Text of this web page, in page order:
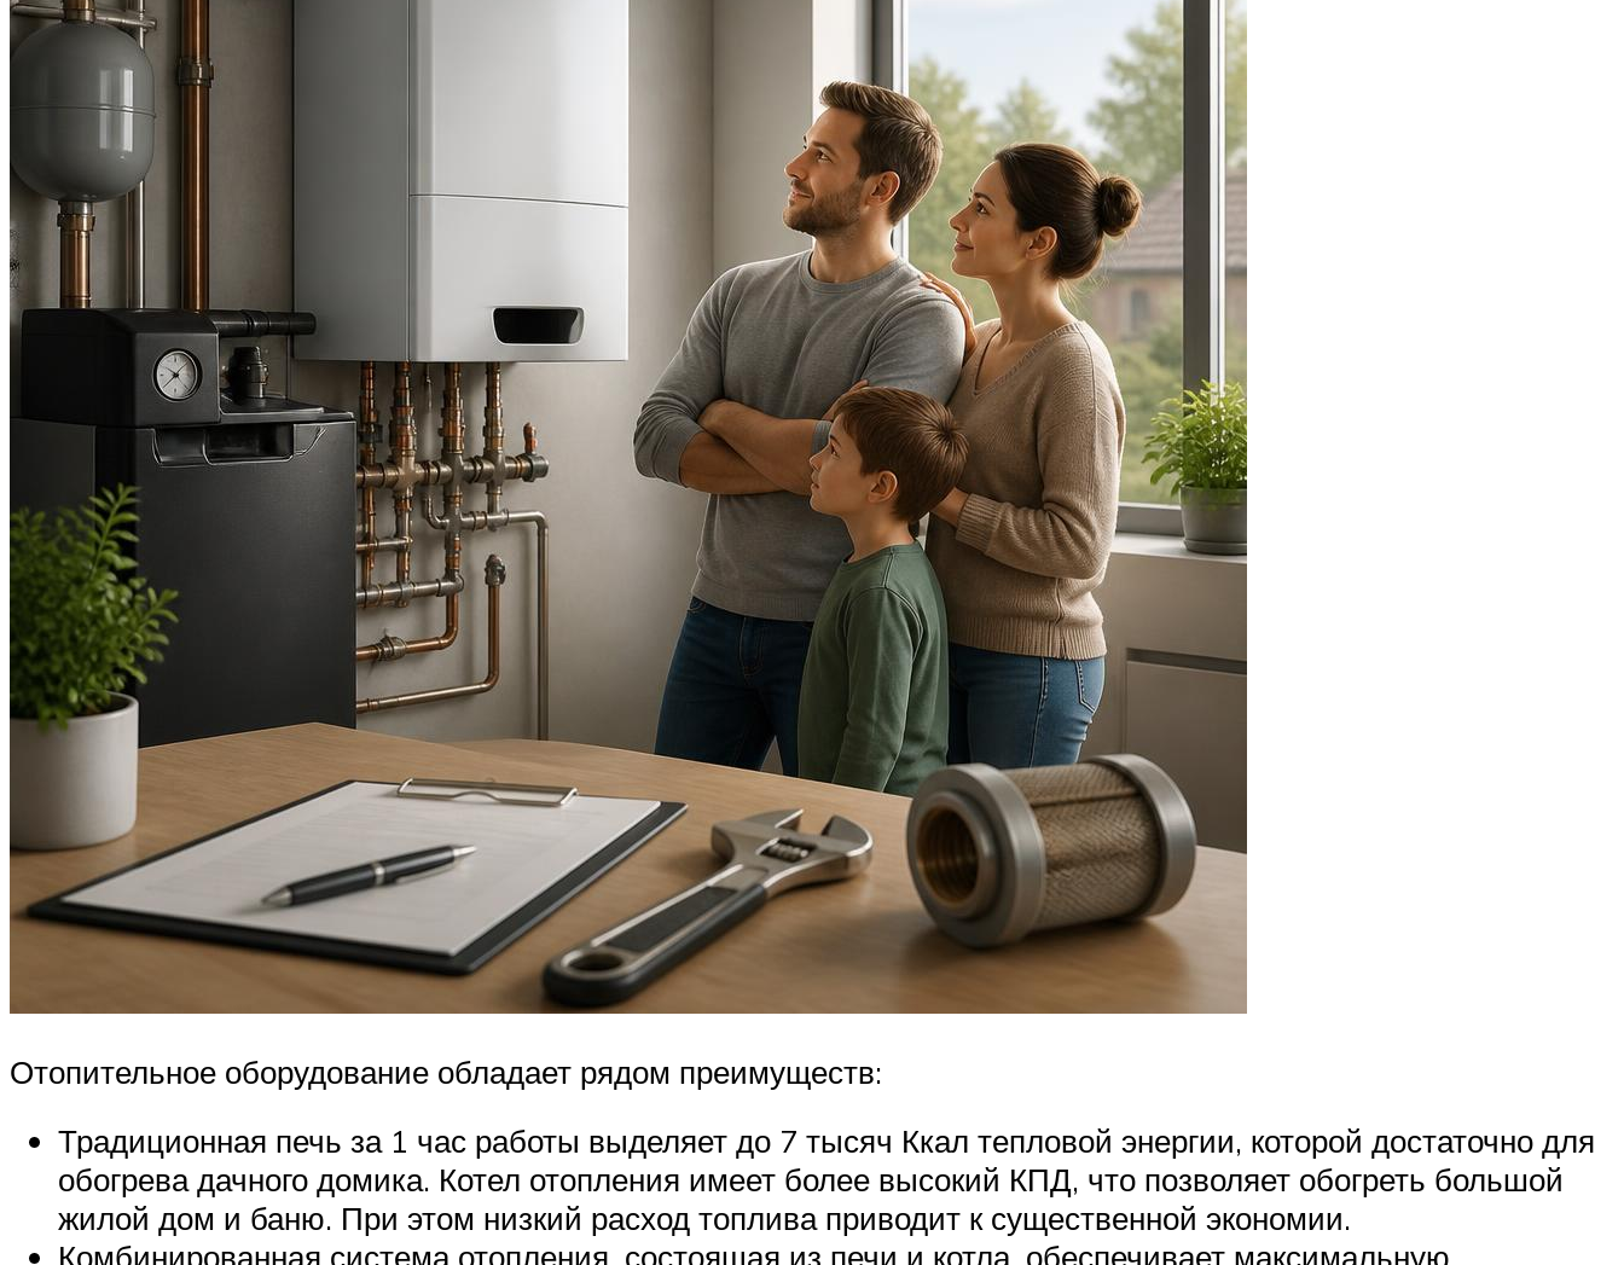
Отопительное оборудование обладает рядом преимуществ:
Традиционная печь за 1 час работы выделяет до 7 тысяч Ккал тепловой энергии, которой достаточно для
обогрева дачного домика. Котел отопления имеет более высокий КПД, что позволяет обогреть большой
жилой дом и баню. При этом низкий расход топлива приводит к существенной экономии.
Комбинированная система отопления, состоящая из печи и котла, обеспечивает максимальную